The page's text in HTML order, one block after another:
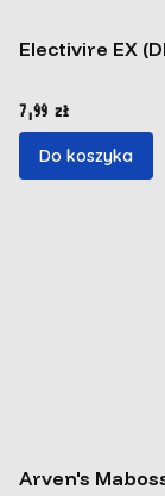
Electivire EX
Cena
7,99 zł
Do koszyka
Arven's